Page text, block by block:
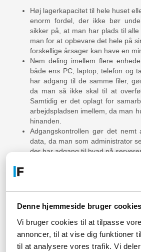
Denne hjemmeside bruger cookies
Vi bruger cookies til at tilpasse
annoncer, til at vise dig funktioner
til at analysere vores trafik. Vi
Høj lagerkapacitet til hele huset
enorm fordel, der ikke bør
sikker på, at man har plads til
man for at opbevare det hele på
forskellige årsager kan have en
Nem deling imellem flere
både ens PC, laptop, telefon og
har adgang til de samme filer,
da man så ikke skal til at
Samtidig er det oplagt for
arbejdspladsen imellem, da man
hinanden.
Adgangskontrollen gør det nemt
data, da man som administrator
der har adgang til hvad på
egen Cloud-server, i stedet for
Med automatisk
beskytte dine filer. QNAP NAS
oprette automatisk
dine filer imod tab og korruption.
ofte det skal ske, hvor backup-
og meget mere.